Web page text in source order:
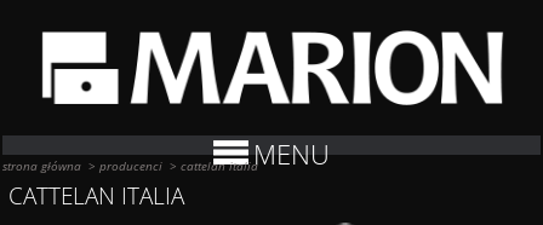
MENU
strona główna >producenci >cattelan italia
CATTELAN ITALIA